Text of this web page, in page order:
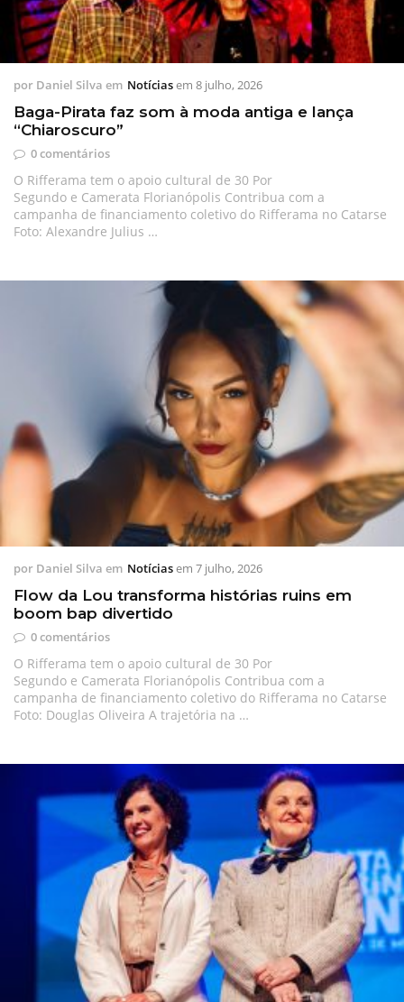
por Daniel Silva em Notíciasem 8 julho, 2026
Baga-Pirata faz som à moda antiga e lança
“Chiaroscuro”
0 comentários
O Rifferama tem o apoio cultural de 30 Por
Segundo e Camerata Florianópolis Contribua com a
campanha de financiamento coletivo do Rifferama no Catarse
Foto: Alexandre Julius …
por Daniel Silva em Notíciasem 7 julho, 2026
Flow da Lou transforma histórias ruins em
boom bap divertido
0 comentários
O Rifferama tem o apoio cultural de 30 Por
Segundo e Camerata Florianópolis Contribua com a
campanha de financiamento coletivo do Rifferama no Catarse
Foto: Douglas Oliveira A trajetória na …